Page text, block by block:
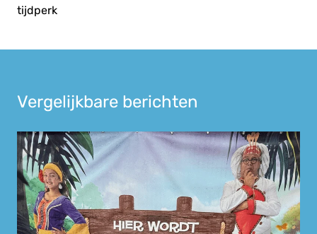
tijdperk
Vergelijkbare berichten